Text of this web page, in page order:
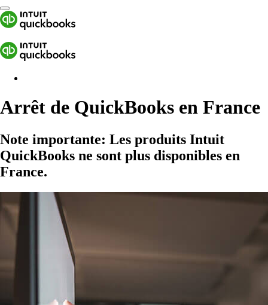
Arrêt de QuickBooks en France
Note importante: Les produits Intuit
QuickBooks ne sont plus disponibles en
France.